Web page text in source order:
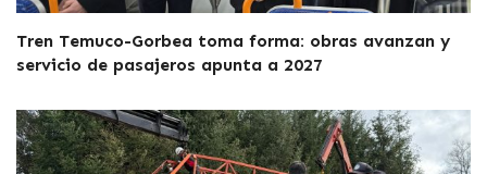
Tren Temuco-Gorbea toma forma: obras avanzan y
servicio de pasajeros apunta a 2027